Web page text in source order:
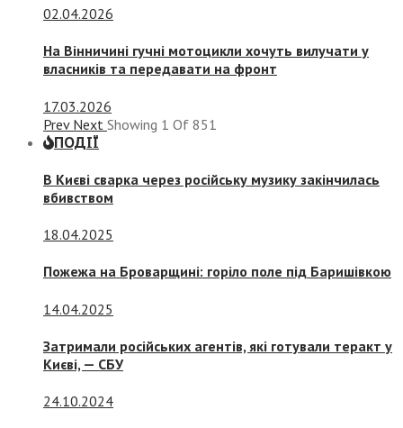
02.04.2026
На Вінничині гучні мотоцикли хочуть вилучати у
власників та передавати на фронт
17.03.2026
Prev Next Showing 1 Of 851
ПОДІЇ
В Києві сварка через російську музику закінчилась
вбивством
18.04.2025
Пожежа на Броварщині: горіло поле під Баришівкою
14.04.2025
Затримали російських агентів, які готували теракт у
Києві, — СБУ
24.10.2024